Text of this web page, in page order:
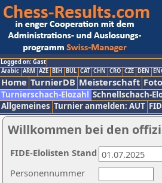
Logged on: Gast
Arabic ARM AZE BIH BUL CAT CHN CRO CZE DEN
Home TurnierDB Meisterschaft
Turnierschach-Elozahl Schnellschach-
Allgemeines Turnier anmelden: AUT
Willkommen bei den
Personennummer
FIDE-Elolisten Stand